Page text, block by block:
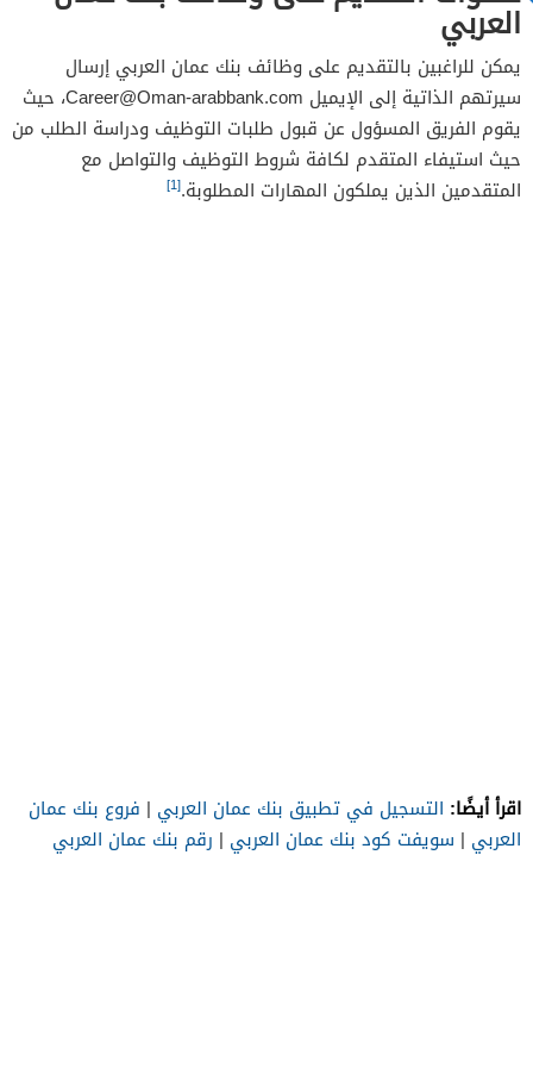
العربي
يمكن للراغبين بالتقديم على وظائف بنك عمان العربي إرسال
سيرتهم الذاتية إلى الإيميل Career@Oman-arabbank.com، حيث
يقوم الفريق المسؤول عن قبول طلبات التوظيف ودراسة الطلب من
حيث استيفاء المتقدم لكافة شروط التوظيف والتواصل مع
المتقدمين الذين يملكون المهارات المطلوبة.[1]
اقرأ أيضًا: التسجيل في تطبيق بنك عمان العربي | فروع بنك عمان
العربي | سويفت كود بنك عمان العربي | رقم بنك عمان العربي